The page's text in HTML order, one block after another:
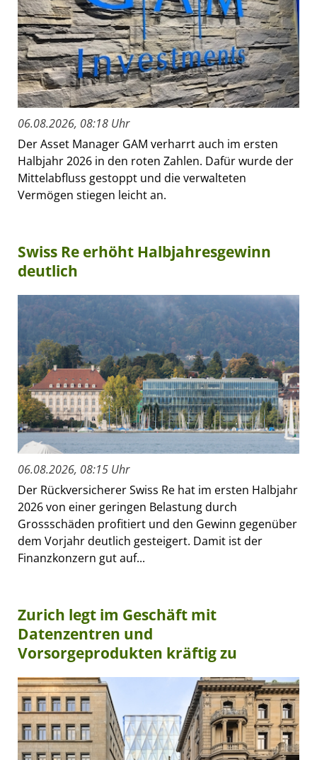
06.08.2026, 08:18 Uhr
Der Asset Manager GAM verharrt auch im ersten
Halbjahr 2026 in den roten Zahlen. Dafür wurde der
Mittelabfluss gestoppt und die verwalteten
Vermögen stiegen leicht an.
Swiss Re erhöht Halbjahresgewinn
deutlich
06.08.2026, 08:15 Uhr
Der Rückversicherer Swiss Re hat im ersten Halbjahr
2026 von einer geringen Belastung durch
Grossschäden profitiert und den Gewinn gegenüber
dem Vorjahr deutlich gesteigert. Damit ist der
Finanzkonzern gut auf...
Zurich legt im Geschäft mit
Datenzentren und
Vorsorgeprodukten kräftig zu